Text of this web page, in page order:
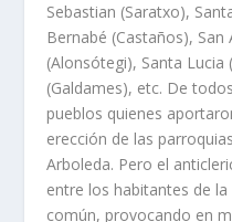
Sebastian (Saratxo),
Bernabé (Castaños),
(Alonsótegi), Santa Lucia
(Galdames), etc. De
pueblos quienes
erección de las
Arboleda. Pero el
entre los habi­tantes de
común, provocando en